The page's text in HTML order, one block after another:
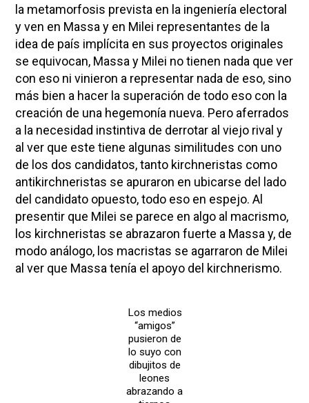
la metamorfosis prevista en la ingeniería electoral
y ven en Massa y en Milei representantes de la
idea de país implícita en sus proyectos originales
se equivocan, Massa y Milei no tienen nada que ver
con eso ni vinieron a representar nada de eso, sino
más bien a hacer la superación de todo eso con la
creación de una hegemonía nueva. Pero aferrados
a la necesidad instintiva de derrotar al viejo rival y
al ver que este tiene algunas similitudes con uno
de los dos candidatos, tanto kirchneristas como
antikirchneristas se apuraron en ubicarse del lado
del candidato opuesto, todo eso en espejo. Al
presentir que Milei se parece en algo al macrismo,
los kirchneristas se abrazaron fuerte a Massa y, de
modo análogo, los macristas se agarraron de Milei
al ver que Massa tenía el apoyo del kirchnerismo.
Los medios
“amigos”
pusieron de
lo suyo con
dibujitos de
leones
abrazando a